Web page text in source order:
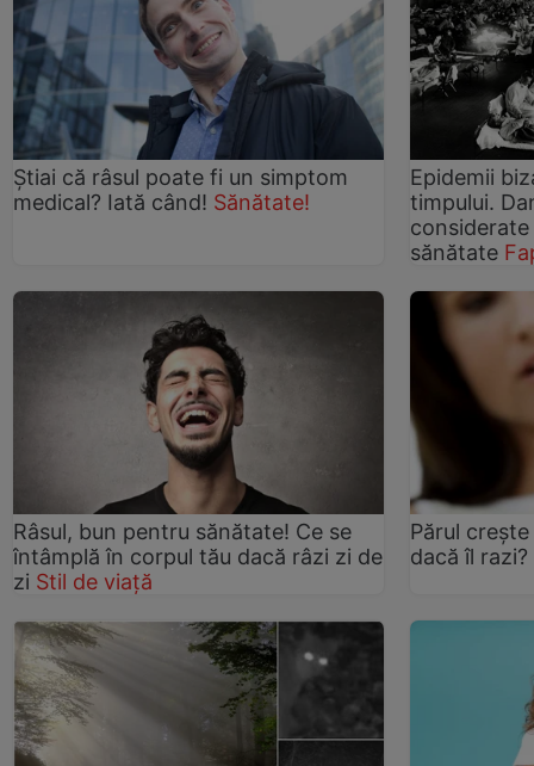
Știai că râsul poate fi un simptom
medical? Iată când! Sănătate!
Epidemii
timpului.
sănătate
Râsul, bun pentru sănătate! Ce se
întâmplă în corpul tău dacă râzi zi de
zi Stil de viață
Părul
dacă îl razi?